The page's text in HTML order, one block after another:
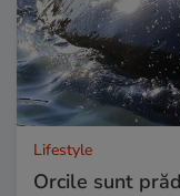
Lifestyle
Orcile sunt